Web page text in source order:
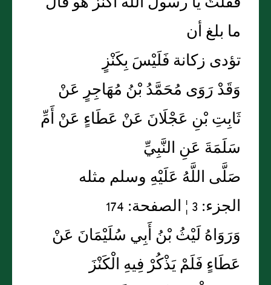
ما بلغ أن
تؤدى زكانة فَلَيْسَ بِكَنْزٍ
وَقَدْ رَوَى مُحَمَّدُ بْنُ مُهَاجِرٍ عَنْ
ثَابِتِ بْنِ عَجْلَانَ عَنْ عَطَاءٍ عَنْ أَمِّ
سَلَمَةَ عَنِ النَّبِيِّ
صَلَّى اللَّهُ عَلَيْهِ وسلم مثله
الجزء: 3 ¦ الصفحة: 174
وَرَوَاهُ لَيْثُ بْنُ أَبِي سُلَيْمَانَ عَنْ
عَطَاءٍ فَلَمْ يَذْكُرْ فِيهِ الْكَنْزَ